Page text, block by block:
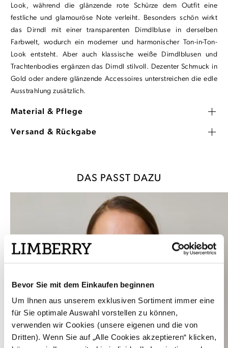
Bevor Sie mit dem Einkaufen beginnen
Um Ihnen aus unserem exklusiven Sortiment immer eine
für Sie optimale Auswahl vorstellen zu können,
verwenden wir Cookies (unsere eigenen und die von
Dritten). Wenn Sie auf „Alle Cookies akzeptieren“ klicken,
Look, während die glänzende rote Schürze dem Outfit eine
festliche und glamouröse Note verleiht. Besonders schön wirkt
das Dirndl mit einer transparenten Dirndlbluse in derselben
Farbwelt, wodurch ein moderner und harmonischer Ton-in-Ton-
Look entsteht. Aber auch klassische weiße Dirndlblusen und
Trachtenbodies ergänzen das Dirndl stilvoll. Dezenter Schmuck in
Gold oder andere glänzende Accessoires unterstreichen die edle
Ausstrahlung zusätzlich.
Material & Pflege
Versand & Rückgabe
DAS PASST DAZU